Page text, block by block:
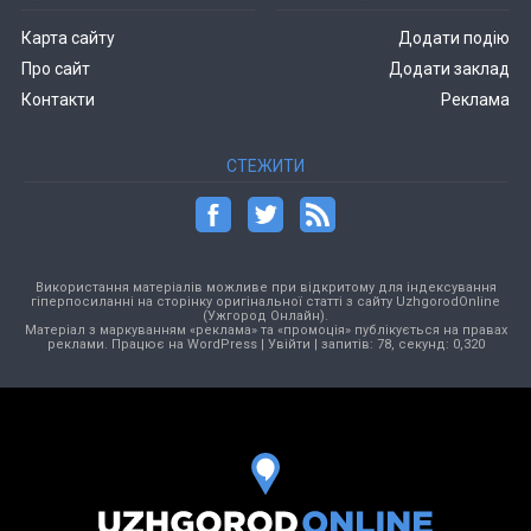
Карта сайту
Про сайт
Контакти
Додати подію
Додати заклад
Реклама
СТЕЖИТИ
Використання матеріалів можливе при відкритому для індексування
гіперпосиланні на сторінку оригінальної статті з сайту UzhgorodOnline
(Ужгород Онлайн).
Матеріал з маркуванням «реклама» та «промоція» публікується на правах
реклами. Працює на WordPress| Увійти | запитів: 78, секунд: 0,320